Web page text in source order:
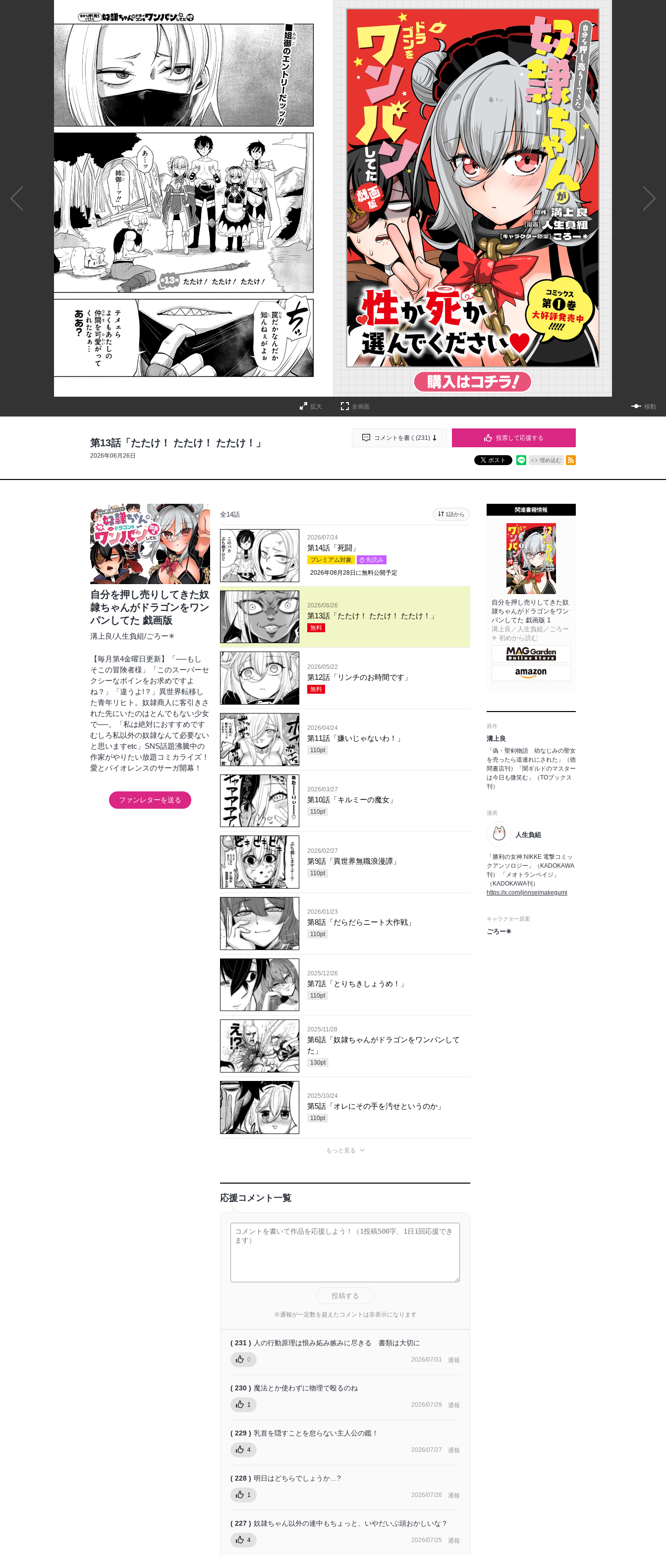
詳細ページへのリンク
拡大 全画面 移動
第13話「たたけ！ たたけ！ たたけ！」
2026年06月26日
投票して応援する
コメントを書く(231)
ポスト 埋め込む
自分を押し売りしてきた奴
隷ちゃんがドラゴンをワン
パンしてた 戯画版
溝上良/人生負組/ごろー✳︎
【毎月第4金曜日更新】「──もし
そこの冒険者様」「このスーパーセ
クシーなボインをお求めですよ
ね？」「違うよ!？」異世界転移し
た青年リヒト。奴隷商人に客引きさ
れた先にいたのはとんでもない少女
で──。「私は絶対におすすめです
むしろ私以外の奴隷なんて必要ない
と思いますetc」SNS話題沸騰中の
作家がやりたい放題コミカライズ！
愛とバイオレンスのサーガ開幕！
ファンレターを送る
全14話 1話から
2026/07/24
第14話「死闘」
プレミアム対象
先読み
2026年08月28日 に無料公開予定
2026/06/26
第13話「たたけ！ たたけ！ たたけ！」
無料
2026/05/22
第12話「リンチのお時間です」
無料
2026/04/24
第11話「嫌いじゃないわ！」
110pt
2026/03/27
第10話「キルミーの魔女」
110pt
2026/02/27
第9話「異世界無職浪漫譚」
110pt
2026/01/23
第8話「だらだらニート大作戦」
110pt
2025/12/26
第7話「とりちきしょうめ！」
110pt
2025/11/28
第6話「奴隷ちゃんがドラゴンをワンパンして
た」
130pt
2025/10/24
第5話「オレにその手を汚せというのか」
110pt
もっと見る
応援コメント一覧
投稿する
※通報が一定数を超えたコメントは非表示になります
( 231 ) 人の行動原理は恨み妬み嫉みに尽きる 書類は大切に
0 2026/07/31 通報
( 230 ) 魔法とか使わずに物理で殴るのね
1 2026/07/29 通報
( 229 ) 乳首を隠すことを怠らない主人公の鑑！
4 2026/07/27 通報
( 228 ) 明日はどちらでしょうか…?
1 2026/07/26 通報
( 227 ) 奴隷ちゃん以外の連中もちょっと、いやだいぶ頭おかしいな？
4 2026/07/25 通報
関連書籍情報
自分を押し売りしてきた奴
隷ちゃんがドラゴンをワン
パンしてた 戯画版 1
溝上良／人生負組／ごろー
✳︎ 初めから読む
原作
溝上良
「偽・聖剣物語 幼なじみの聖女
を売ったら道連れにされた」（徳
間書店刊）「闇ギルドのマスター
は今日も微笑む」（TOブックス
刊）
漫画
人生負組
「勝利の女神:NIKKE 電撃コミッ
クアンソロジー」（KADOKAWA
刊） 「メオトランペイジ」
（KADOKAWA刊）
https://x.com/jinnseimakegumi
キャラクター原案
ごろー✳︎